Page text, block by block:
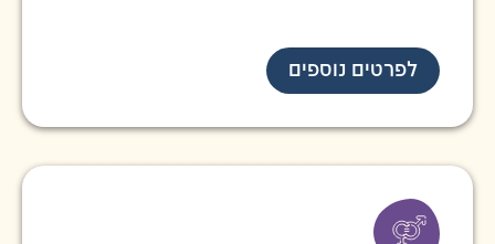
לפרטים נוספים